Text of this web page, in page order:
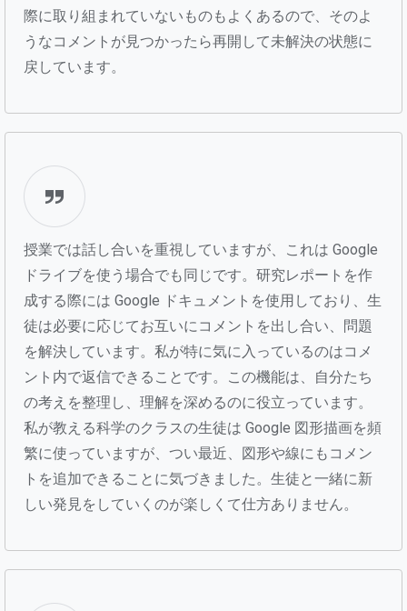
際に取り組まれていないものもよくあるので、そのよ
うなコメントが見つかったら再開して未解決の状態に
戻しています。
授業では話し合いを重視していますが、これは Google
ドライブを使う場合でも同じです。研究レポートを作
成する際には Google ドキュメントを使用しており、生
徒は必要に応じてお互いにコメントを出し合い、問題
を解決しています。私が特に気に入っているのはコメ
ント内で返信できることです。この機能は、自分たち
の考えを整理し、理解を深めるのに役立っています。
私が教える科学のクラスの生徒は Google 図形描画を頻
繁に使っていますが、つい最近、図形や線にもコメン
トを追加できることに気づきました。生徒と一緒に新
しい発見をしていくのが楽しくて仕方ありません。